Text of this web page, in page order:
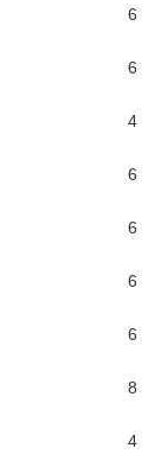
6
6
4
6
6
6
6
8
4